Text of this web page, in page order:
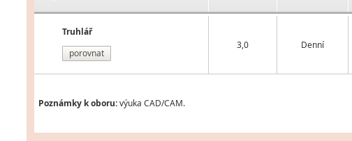
Truhlář
porovnat
3,0 Denní
Poznámky k oboru:výuka CAD/CAM.